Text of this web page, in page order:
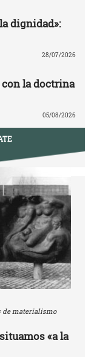
dignidad»:
28/07/2026
la doctrina
05/08/2026
de materialismo
«a la